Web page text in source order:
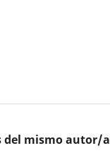
del mismo autor/a